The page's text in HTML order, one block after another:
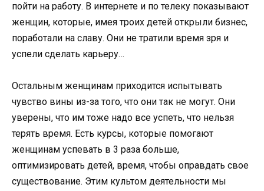
пойти на работу. В интернете и по телеку показывают
женщин, которые, имея троих детей открыли бизнес,
поработали на славу. Они не тратили время зря и
успели сделать карьеру…
Остальным женщинам приходится испытывать
чувство вины из-за того, что они так не могут. Они
уверены, что им тоже надо все успеть, что нельзя
терять время. Есть курсы, которые помогают
женщинам успевать в 3 раза больше,
оптимизировать детей, время, чтобы оправдать свое
существование. Этим культом деятельности мы